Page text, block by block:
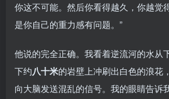
你这不可能。然后你看得越久，你越
是你自己的重力感有问题。”
他说的完全正确。我看着逆流河的水从
下约八十米的岩壁上冲刷出白色的浪花
向大脑发送混乱的信号。我的眼睛告诉我